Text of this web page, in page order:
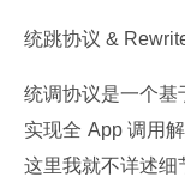
统跳协议 &
统调协议是一个基
实现全 App 调用
这里我就不详述细